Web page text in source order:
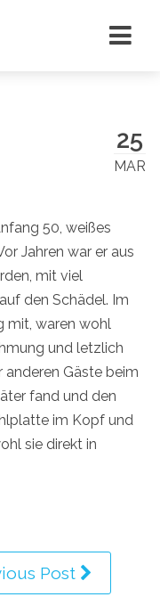
25
MAR
50, weißes
Jahren war er aus
mit viel
den Schädel. Im
mit, waren wohl
und letzlich
anderen Gäste beim
fand und den
im Kopf und
sie direkt in
Post